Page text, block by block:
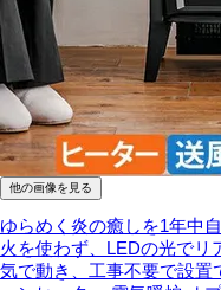
他の画像を見る
ゆらめく炎の癒しを1年中
火を使わず、LEDの光でリ
気で動き、工事不要で設置